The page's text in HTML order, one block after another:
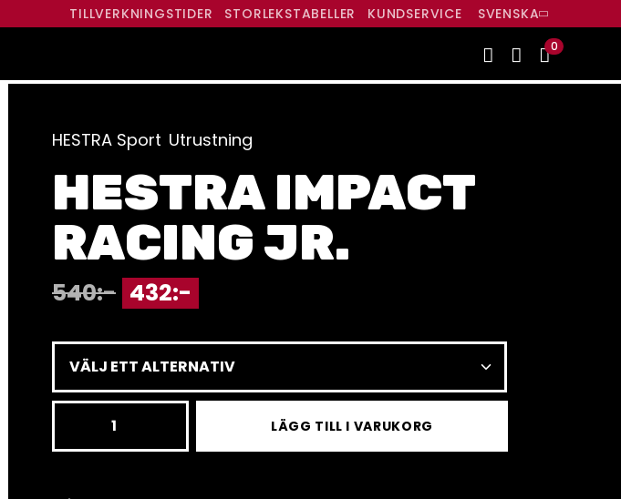
TILLVERKNINGSTIDER STORLEKSTABELLER KUNDSERVICE SVENSKA
0
HESTRA Sport Utrustning
HESTRA IMPACT
RACING JR.
540:- 432:-
LÄGG TILL I VARUKORG